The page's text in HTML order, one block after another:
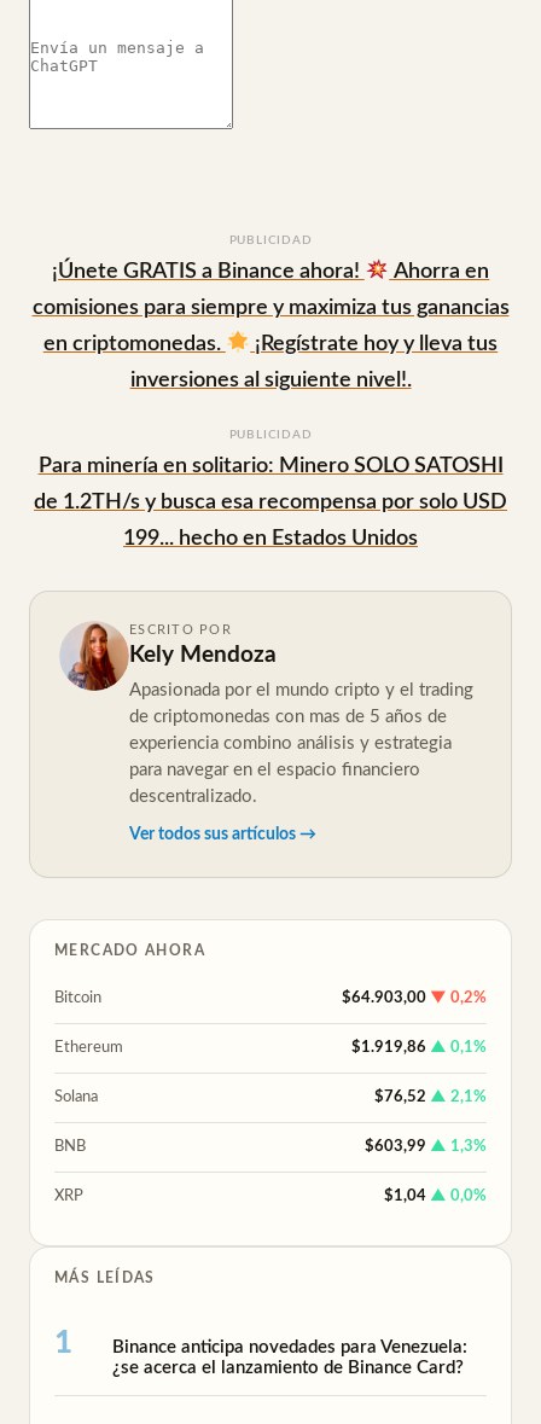
PUBLICIDAD
¡Únete GRATIS a Binance ahora!
Ahorra en
comisiones para siempre y maximiza tus ganancias
en criptomonedas.
¡Regístrate hoy y lleva tus
inversiones al siguiente nivel!.
PUBLICIDAD
Para minería en solitario: Minero SOLO SATOSHI
de 1.2TH/s y busca esa recompensa por solo USD
199... hecho en Estados Unidos
ESCRITO POR
Kely Mendoza
Apasionada por el mundo cripto y el trading
de criptomonedas con mas de 5 años de
experiencia combino análisis y estrategia
para navegar en el espacio financiero
descentralizado.
Ver todos sus artículos →
MERCADO AHORA
Bitcoin $64.903,00 ▼ 0,2%
Ethereum $1.919,86 ▲ 0,1%
Solana $76,52 ▲ 2,1%
BNB $603,99 ▲ 1,3%
XRP $1,04 ▲ 0,0%
MÁS LEÍDAS
Binance anticipa novedades para Venezuela:
¿se acerca el lanzamiento de Binance Card?